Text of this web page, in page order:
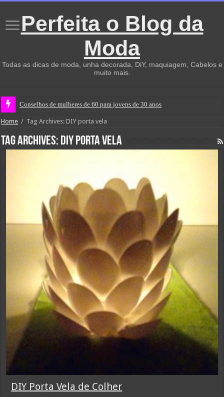
Perfeita o Blog da
Moda
Todas as dicas de moda, unha decorada, DiY, maquiagem, Cabelos e
muito mais.
Conselhos de mulheres de 60 para jovens de 30 anos
Home / Tag Archives: DIY porta vela
Tag Archives: DIY porta vela
DIY Porta Vela de Colher